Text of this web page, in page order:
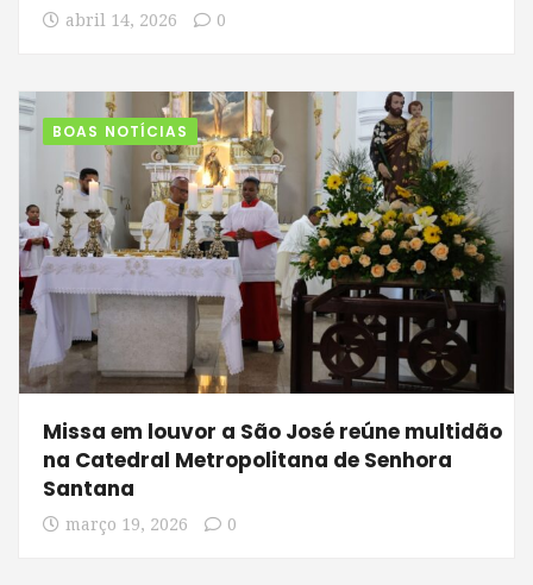
abril 14, 2026 0
BOAS NOTÍCIAS
Missa em louvor a São José reúne multidão
na Catedral Metropolitana de Senhora
Santana
março 19, 2026 0